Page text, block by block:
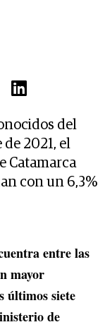
del
2021, el
Catamarca
con un 6,3%
entre las
mayor
últimos siete
de